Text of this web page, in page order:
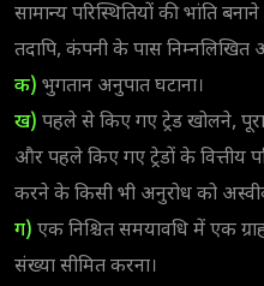
सामान्य परिस्थितियों की भांति
तदापि, कंपनी के पास निम्नलिखित
क) भुगतान अनुपात घटाना।
ख) पहले से किए गए ट्रेड खोलने,
और पहले किए गए ट्रेडों के वित्तीय
करने के किसी भी अनुरोध को
ग) एक निश्चित समयावधि में एक
संख्या सीमित करना।